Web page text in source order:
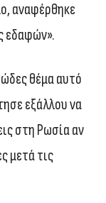
αναφέρθηκε
εδαφών».
θέμα αυτό
εξάλλου να
στη Ρωσία αν
μετά τις